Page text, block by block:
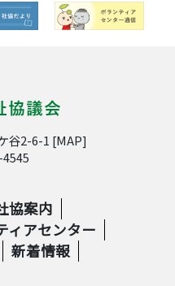
谷2-6-1 [MAP]
協案内
ィアセンター
新着情報